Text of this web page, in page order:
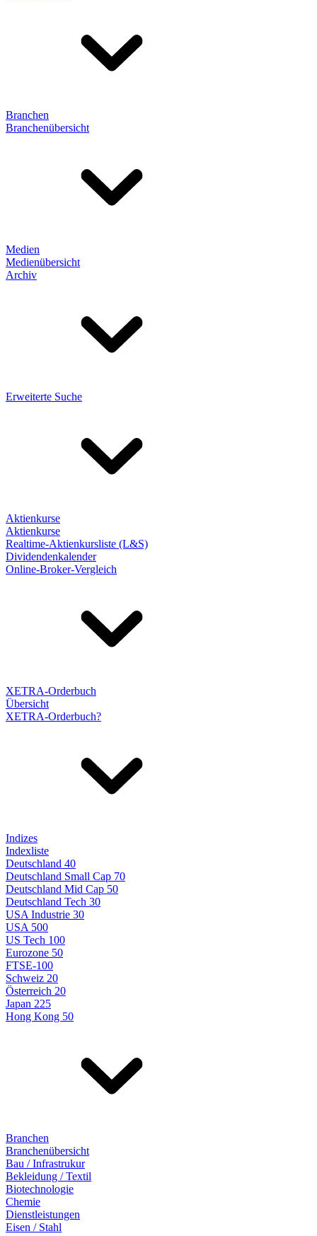
Branchen
Branchenübersicht
Medien
Medienübersicht
Archiv
Erweiterte Suche
Aktienkurse
Aktienkurse
Realtime-Aktienkursliste (L&S)
Dividendenkalender
Online-Broker-Vergleich
XETRA-Orderbuch
Übersicht
XETRA-Orderbuch?
Indizes
Indexliste
Deutschland 40
Deutschland Small Cap 70
Deutschland Mid Cap 50
Deutschland Tech 30
USA Industrie 30
USA 500
US Tech 100
Eurozone 50
FTSE-100
Schweiz 20
Österreich 20
Japan 225
Hong Kong 50
Branchen
Branchenübersicht
Bau / Infrastrukur
Bekleidung / Textil
Biotechnologie
Chemie
Dienstleistungen
Eisen / Stahl